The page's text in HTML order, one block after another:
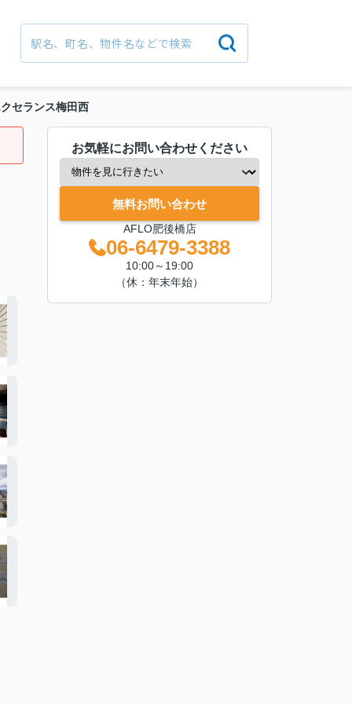
セランス梅田西
お気軽にお問い合わせください
無料お問い合わせ
AFLO肥後橋店
06-6479-3388
10:00～19:00
（休：年末年始）